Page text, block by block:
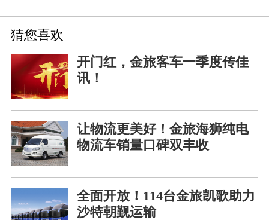
猜您喜欢
开门红，金旅客车一季度传佳
讯！
让物流更美好！金旅海狮纯电
物流车销量口碑双丰收
全面开放！114台金旅凯歌助力
沙特朝觐运输